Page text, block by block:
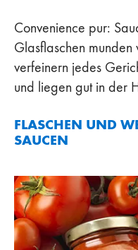
Convenience pur:
Glasflaschen
verfeinern jedes
und liegen gut in der
FLASCHEN UND
SAUCEN